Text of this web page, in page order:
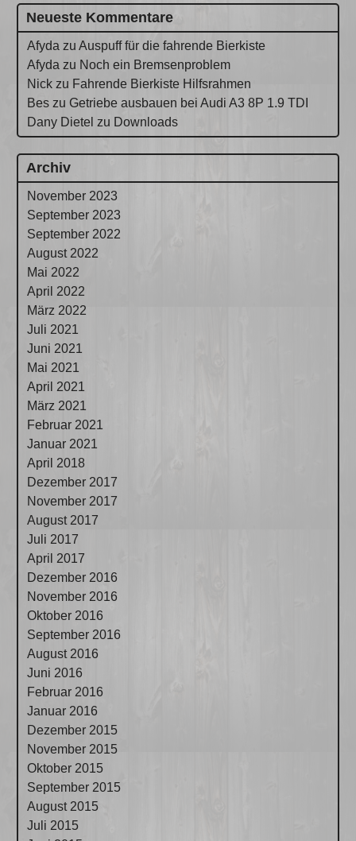
Neueste Kommentare
Afyda zuAuspuff für die fahrende Bierkiste
Afyda zu Noch ein Bremsenproblem
Nick zu Fahrende Bierkiste Hilfsrahmen
Bes zuGetriebe ausbauen bei Audi A3 8P 1.9 TDI
Dany Dietel zu Downloads
Archiv
November 2023
September 2023
September 2022
August 2022
Mai 2022
April 2022
März 2022
Juli 2021
Juni 2021
Mai 2021
April 2021
März 2021
Februar 2021
Januar 2021
April 2018
Dezember 2017
November 2017
August 2017
Juli 2017
April 2017
Dezember 2016
November 2016
Oktober 2016
September 2016
August 2016
Juni 2016
Februar 2016
Januar 2016
Dezember 2015
November 2015
Oktober 2015
September 2015
August 2015
Juli 2015